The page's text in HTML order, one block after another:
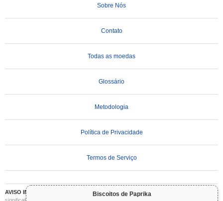
Biscoitos de Paprika
Sobre Nós
Contato
Todas as moedas
Glossário
Metodologia
Política de Privacidade
Termos de Serviço
AVISO IMPORTANTE:
As criptomoedas são altamente voláteis e envolvem riscos
significativos. Você pode perder parte ou todo o seu investimento. Todas as